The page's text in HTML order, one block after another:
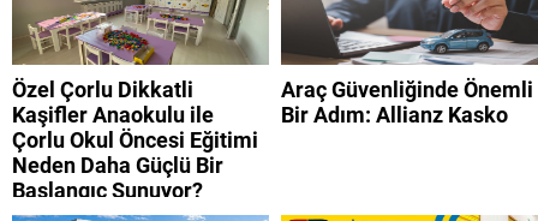
Özel Çorlu Dikkatli
Kaşifler Anaokulu ile
Çorlu Okul Öncesi Eğitimi
Neden Daha Güçlü Bir
Başlangıç Sunuyor?
Araç Güvenliğinde Önemli
Bir Adım: Allianz Kasko